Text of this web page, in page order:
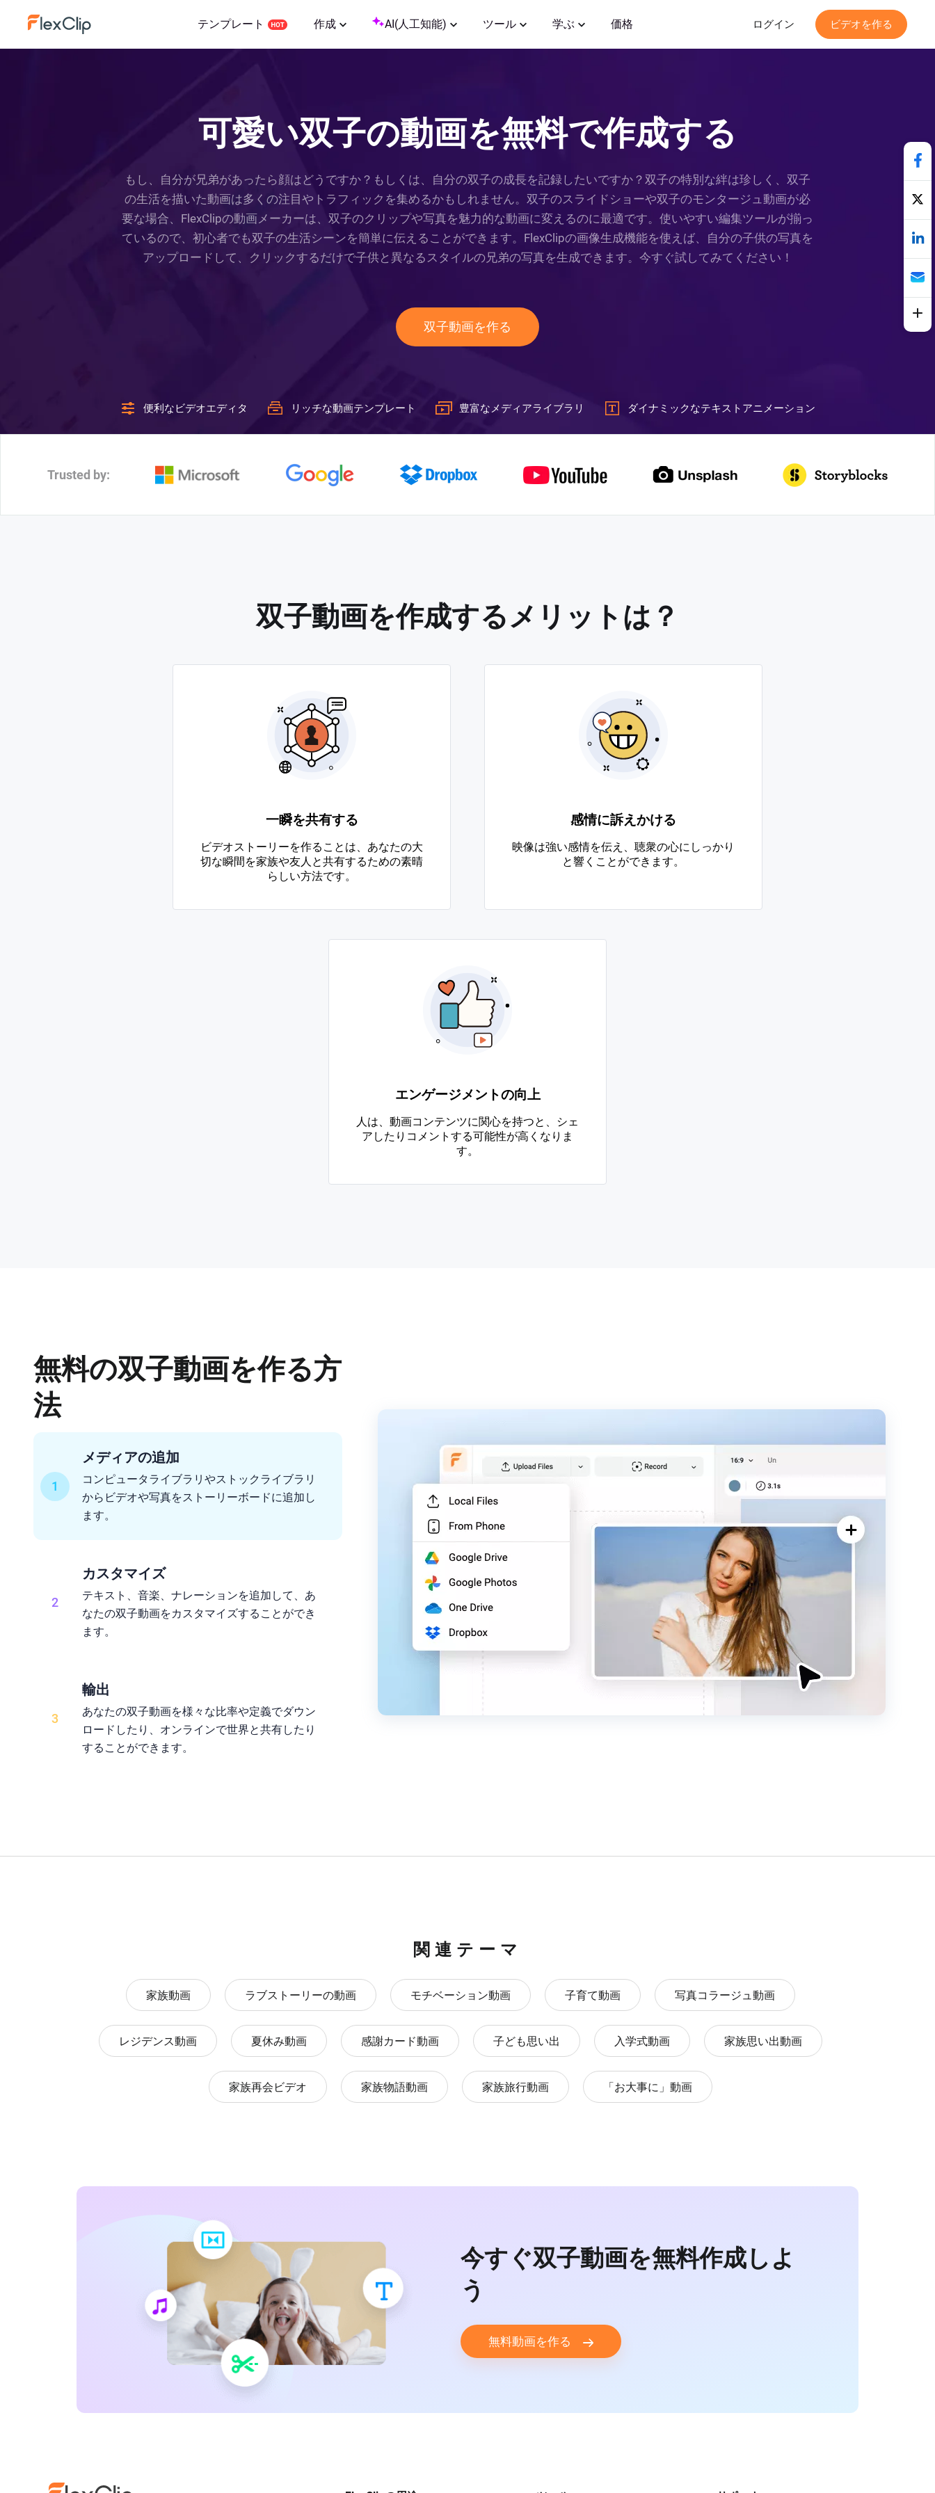
テンプレート 作成 AI(人工知能) ツール 学ぶ 価格 ログイン ビデオを作る
可愛い双子の動画を無料で作成する
もし、自分が兄弟があったら顔はどうですか？もしくは、自分の双子の成長を記録したいですか？双子の特別な絆は珍しく、双子
の生活を描いた動画は多くの注目やトラフィックを集めるかもしれません。双子のスライドショーや双子のモンタージュ動画が必
要な場合、FlexClipの動画メーカーは、双子のクリップや写真を魅力的な動画に変えるのに最適です。使いやすい編集ツールが揃っ
ているので、初心者でも双子の生活シーンを簡単に伝えることができます。FlexClipの画像生成機能を使えば、自分の子供の写真を
アップロードして、クリックするだけで子供と異なるスタイルの兄弟の写真を生成できます。今すぐ試してみてください！
双子動画を作る
便利なビデオエディタ リッチな動画テンプレート 豊富なメディアライブラリ ダイナミックなテキストアニメーション
Trusted by:
双子動画を作成するメリットは？
一瞬を共有する
ビデオストーリーを作ることは、あなたの大
切な瞬間を家族や友人と共有するための素晴
らしい方法です。
感情に訴えかける
映像は強い感情を伝え、聴衆の心にしっかり
と響くことができます。
エンゲージメントの向上
人は、動画コンテンツに関心を持つと、シェ
アしたりコメントする可能性が高くなりま
す。
無料の双子動画を作る方
法
1
メディアの追加
コンピュータライブラリやストックライブラリ
からビデオや写真をストーリーボードに追加し
ます。
2
カスタマイズ
テキスト、音楽、ナレーションを追加して、あ
なたの双子動画をカスタマイズすることができ
ます。
3
輸出
あなたの双子動画を様々な比率や定義でダウン
ロードしたり、オンラインで世界と共有したり
することができます。
関連テーマ
家族動画 ラブストーリーの動画 モチベーション動画 子育て動画 写真コラージュ動画
レジデンス動画 夏休み動画 感謝カード動画 子ども思い出 入学式動画 家族思い出動画
家族再会ビデオ 家族物語動画 家族旅行動画 「お大事に」動画
今すぐ双子動画を無料作成しよ
う
無料動画を作る